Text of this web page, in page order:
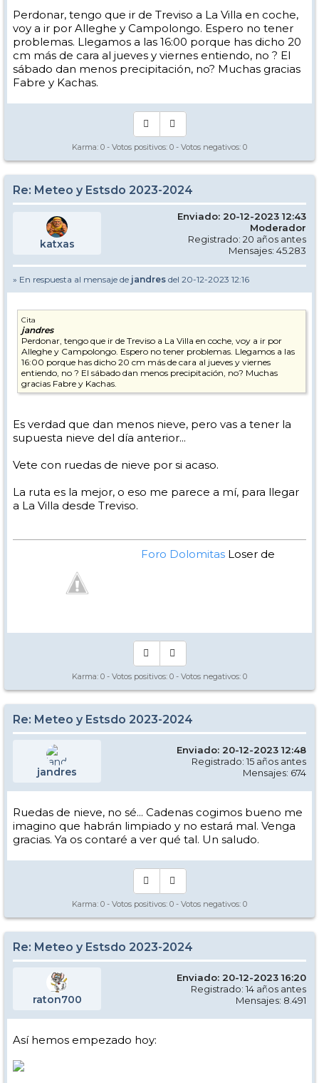
Perdonar, tengo que ir de Treviso a La Villa en coche,
voy a ir por Alleghe y Campolongo. Espero no tener
problemas. Llegamos a las 16:00 porque has dicho 20
cm más de cara al jueves y viernes entiendo, no ? El
sábado dan menos precipitación, no? Muchas gracias
Fabre y Kachas.
Karma: 0 - Votos positivos: 0 - Votos negativos: 0
Re: Meteo y Estsdo 2023-2024
katxas
Enviado: 20-12-2023 12:43
Moderador
Registrado: 20 años antes
Mensajes: 45.283
» En respuesta al mensaje de jandres del 20-12-2023 12:16
Cita
jandres
Perdonar, tengo que ir de Treviso a La Villa en coche, voy a ir por
Alleghe y Campolongo. Espero no tener problemas. Llegamos a las
16:00 porque has dicho 20 cm más de cara al jueves y viernes
entiendo, no ? El sábado dan menos precipitación, no? Muchas
gracias Fabre y Kachas.
Es verdad que dan menos nieve, pero vas a tener la
supuesta nieve del día anterior...
Vete con ruedas de nieve por si acaso.
La ruta es la mejor, o eso me parece a mí, para llegar
a La Villa desde Treviso.
Foro DolomitasLoser de
Karma: 0 - Votos positivos: 0 - Votos negativos: 0
Re: Meteo y Estsdo 2023-2024
jandres
Enviado: 20-12-2023 12:48
Registrado: 15 años antes
Mensajes: 674
Ruedas de nieve, no sé... Cadenas cogimos bueno me
imagino que habrán limpiado y no estará mal. Venga
gracias. Ya os contaré a ver qué tal. Un saludo.
Karma: 0 - Votos positivos: 0 - Votos negativos: 0
Re: Meteo y Estsdo 2023-2024
raton700
Enviado: 20-12-2023 16:20
Registrado: 14 años antes
Mensajes: 8.491
Así hemos empezado hoy: